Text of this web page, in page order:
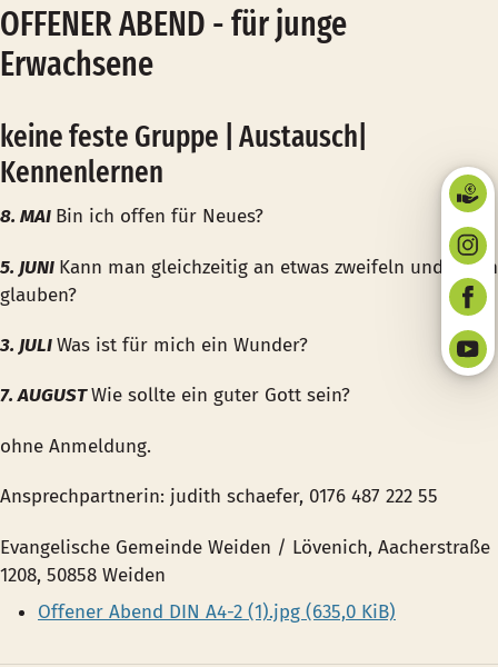
OFFENER ABEND - für junge
Erwachsene
keine feste Gruppe | Austausch|
Kennenlernen
8. MAI Bin ich offen für Neues?
5. JUNI Kann man gleichzeitig an etwas zweifeln und daran
glauben?
3. JULIWas ist für mich ein Wunder?
7. AUGUSTWie sollte ein guter Gott sein?
ohne Anmeldung.
Ansprechpartnerin: judith schaefer, 0176 487 222 55
Evangelische Gemeinde Weiden / Lövenich, Aacherstraße
1208, 50858 Weiden
Offener Abend DIN A4-2 (1).jpg (635,0 KiB)